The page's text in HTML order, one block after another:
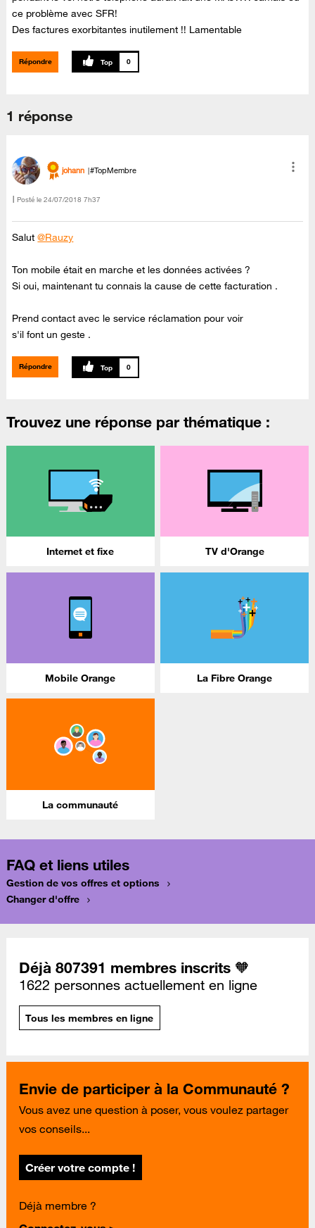
ce problème avec SFR!
Des factures exorbitantes inutilement !! Lamentable
Répondre 0
1 réponse
johann #TopMembre
Posté le ‎24/07/2018 7h37
Salut@Rauzy
Ton mobile était en marche et les données activées ?
Si oui, maintenant tu connais la cause de cette facturation .
Prend contact avec le service réclamation pour voir
s'il font un geste .
Répondre 0
Trouvez une réponse par thématique :
Internet et fixe TV d'Orange
Mobile Orange La Fibre Orange
La communauté
FAQ et liens utiles
Gestion de vos offres et options
Changer d'offre
Déjà 807391 membres inscrits 🧡
1622 personnes actuellement en ligne
Tous les membres en ligne
Envie de participer à la Communauté ?
Vous avez une question à poser, vous voulez partager
vos conseils...
Créer votre compte !
Déjà membre ?